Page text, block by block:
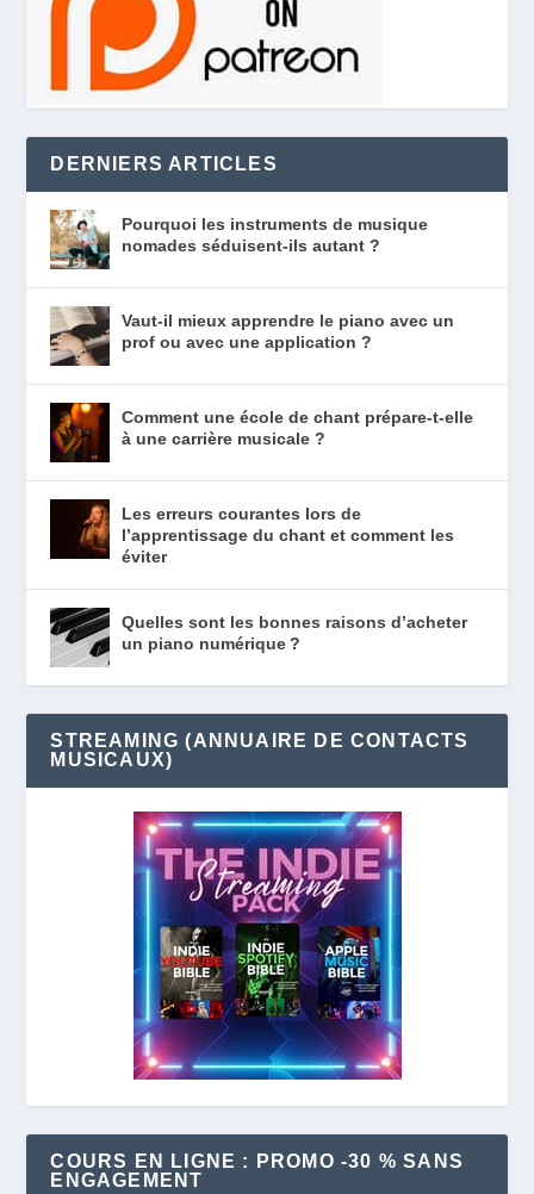
DERNIERS ARTICLES
Pourquoi les instruments de musique
nomades séduisent-ils autant ?
Vaut-il mieux apprendre le piano avec un
prof ou avec une application ?
Comment une école de chant prépare-t-elle
à une carrière musicale ?
Les erreurs courantes lors de
l’apprentissage du chant et comment les
éviter
Quelles sont les bonnes raisons d’acheter
un piano numérique ?
STREAMING (ANNUAIRE DE CONTACTS
MUSICAUX)
COURS EN LIGNE : PROMO -30 % SANS
ENGAGEMENT